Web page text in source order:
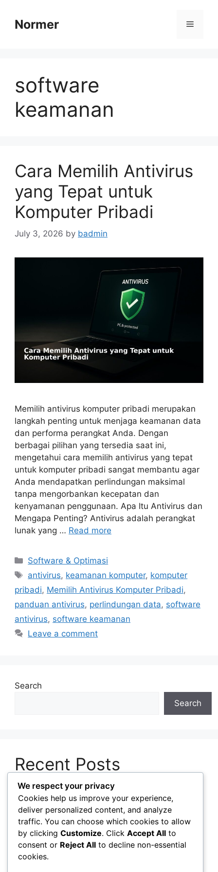
contentNormer Menu
software
keamanan
Cara Memilih Antivirus
yang Tepat untuk
Komputer Pribadi
July 3, 2026 by badmin
Memilih antivirus komputer pribadi merupakan
langkah penting untuk menjaga keamanan data
dan performa perangkat Anda. Dengan
berbagai pilihan yang tersedia saat ini,
mengetahui cara memilih antivirus yang tepat
untuk komputer pribadi sangat membantu agar
Anda mendapatkan perlindungan maksimal
tanpa mengorbankan kecepatan dan
kenyamanan penggunaan. Apa Itu Antivirus dan
Mengapa Penting? Antivirus adalah perangkat
lunak yang … Read more
Categories
Software & Optimasi
Tags
antivirus, keamanan komputer, komputer
pribadi, Memilih Antivirus Komputer Pribadi,
panduan antivirus, perlindungan data, software
antivirus, software keamanan
Leave a comment
Search
Search
Recent Posts
Panduan Memilih Sistem Operasi Sesuai
Kebutuhan Pengguna
Cara Membersihkan Laptop dengan Aman
untuk Mencegah Penumpukan Debu
Strategi Meningkatkan Performa Laptop Lama
tanpa Mengganti Perangkat
We respect your privacy
Cookies help us improve your experience,
deliver personalized content, and analyze
traffic. You can choose which cookies to allow
by clicking Customize. Click Accept All to
consent or Reject All to decline non-essential
cookies.